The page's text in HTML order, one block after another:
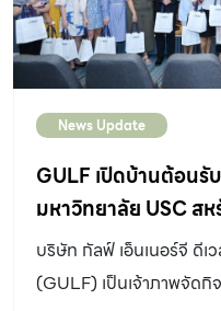
News Update
GULF เปิดบ้านต้อน
มหาวิทยาลัย USC สห
บริษัท กัลฟ์ เอ็นเนอร์จี ดี
(GULF) เป็นเจ้าภาพจัด